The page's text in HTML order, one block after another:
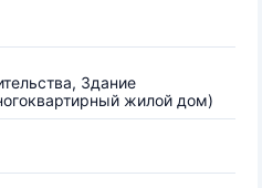
Здание
жилой дом)